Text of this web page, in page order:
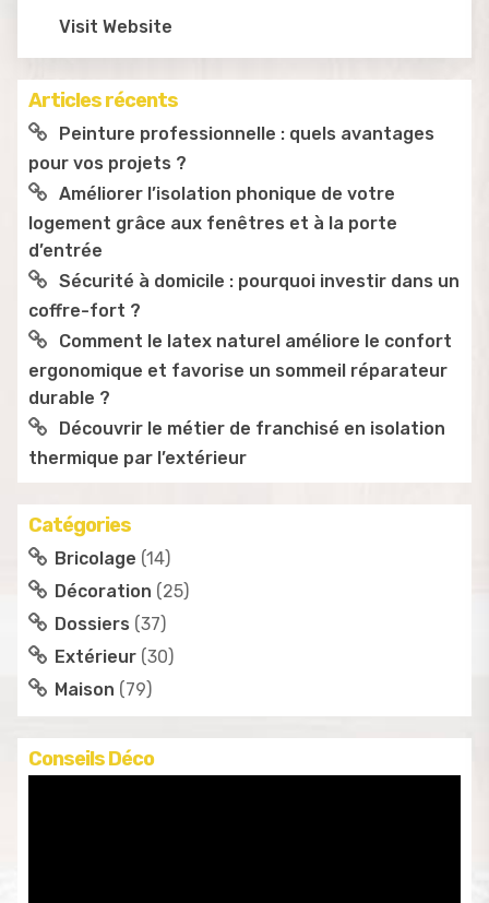
Visit Website
Articles récents
Peinture professionnelle : quels avantages
pour vos projets ?
Améliorer l’isolation phonique de votre
logement grâce aux fenêtres et à la porte
d’entrée
Sécurité à domicile : pourquoi investir dans un
coffre-fort ?
Comment le latex naturel améliore le confort
ergonomique et favorise un sommeil réparateur
durable ?
Découvrir le métier de franchisé en isolation
thermique par l’extérieur
Catégories
Bricolage (14)
Décoration (25)
Dossiers (37)
Extérieur (30)
Maison (79)
Conseils Déco